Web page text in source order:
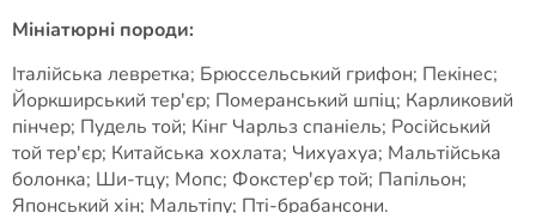
Мініатюрні породи:
Італійська левретка; Брюссельський грифон; Пекінес;
Йоркширський тер'єр; Померанський шпіц; Карликовий
пінчер; Пудель той; Кінг Чарльз спаніель; Російський
той тер'єр; Китайська хохлата; Чихуахуа; Мальтійська
болонка; Ши-тцу; Мопс; Фокстер'єр той; Папільон;
Японський хін; Мальтіпу; Пті-брабансони.